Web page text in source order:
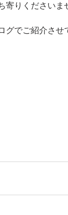
寄りくださいま
グでご紹介させ